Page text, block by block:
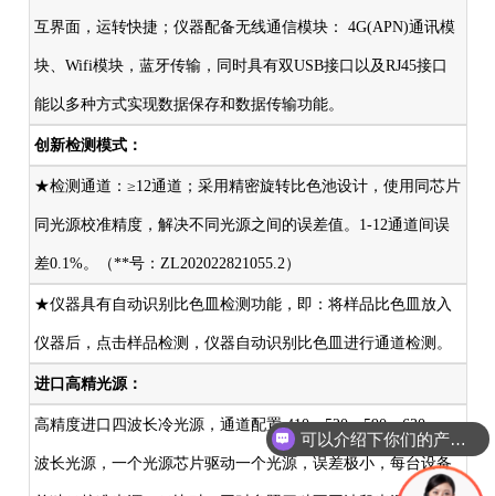
互界面，运转快捷；仪器配备无线通信模块： 4G(APN)通讯模
块、Wifi模块，蓝牙传输，同时具有双USB接口以及RJ45接口
能以多种方式实现数据保存和数据传输功能。
创新检测模式：
★检测通道：≥12通道；采用精密旋转比色池设计，使用同芯片
同光源校准精度，解决不同光源之间的误差值。1-12通道间误
差0.1%。（**号：ZL202022821055.2）
★仪器具有自动识别比色皿检测功能，即：将样品比色皿放入
仪器后，点击样品检测，仪器自动识别比色皿进行通道检测。
进口高精光源：
高精度进口四波长冷光源，通道配置 410、520、590、630nm
波长光源，一个光源芯片驱动一个光源，误差极小，每台设备
可以介绍下你们的产品么